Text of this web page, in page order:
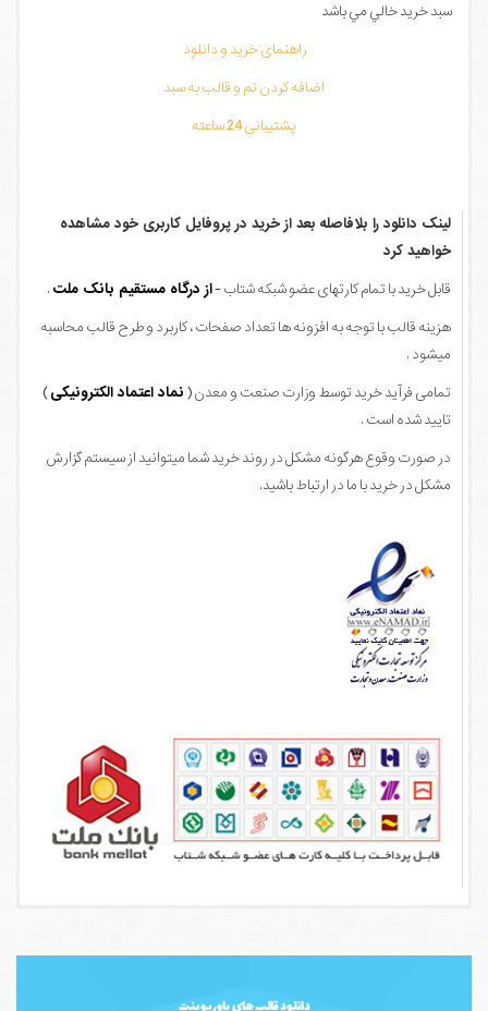
سبد خرید خالي مي باشد
راهنمای خرید و دانلود
اضافه کردن تم و قالب به سبد
پشتیبانی 24 ساعته
لینک دانلود را بلافاصله بعد از خرید در پروفایل کاربری خود مشاهده
خواهید کرد
قابل خرید با تمام کارتهای عضو شبکه شتاب -از درگاه مستقیم بانک ملت .
هزینه قالب با توجه به افزونه ها تعداد صفحات ، کاربرد و طرح قالب محاسبه
میشود .
تمامی فرآید خرید توسط وزارت صنعت و معدن ( نماد اعتماد الکترونیکی)
تایید شده است .
در صورت وقوع هرگونه مشکل در روند خرید شما میتوانید از سیستم گزارش
مشکل در خرید با ما در ارتباط باشید.